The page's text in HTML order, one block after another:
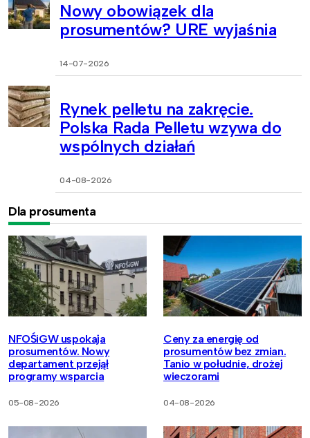
Nowy obowiązek dla
prosumentów? URE wyjaśnia
14-07-2026
Rynek pelletu na zakręcie.
Polska Rada Pelletu wzywa do
wspólnych działań
04-08-2026
Dla prosumenta
NFOŚiGW uspokaja
prosumentów. Nowy
departament przejął
programy wsparcia
05-08-2026
Ceny za energię od
prosumentów bez zmian.
Tanio w południe, drożej
wieczorami
04-08-2026